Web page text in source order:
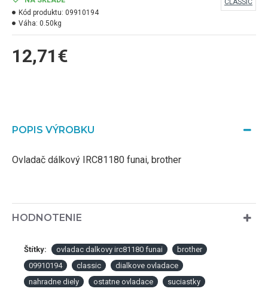
12,71€
Kód produktu: 09910194
Váha: 0.50kg
CLASSIC
POPIS VÝROBKU
Ovladač dálkový IRC81180 funai, brother
HODNOTENIE
Štítky: ovladac dalkovy irc81180 funai
brother
09910194
classic
dialkove ovladace
nahradne diely
ostatne ovladace suciastky